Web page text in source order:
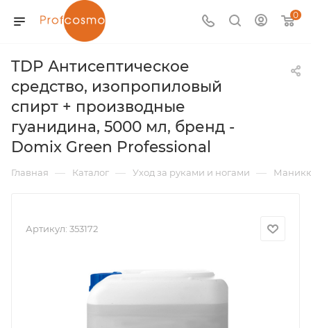
0
TDP Антисептическое
средство, изопропиловый
спирт + производные
гуанидина, 5000 мл, бренд -
Domix Green Professional
Главная — Каталог — Уход за руками и ногами —
Артикул: 353172